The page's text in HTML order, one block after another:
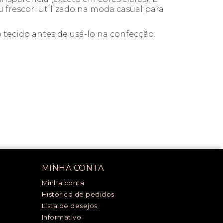
Utilizado na moda casual para
antes de usá-lo na confecção.
MINHA CONTA
Minha conta
Histórico de pedidos
Lista de desejos
Informativo